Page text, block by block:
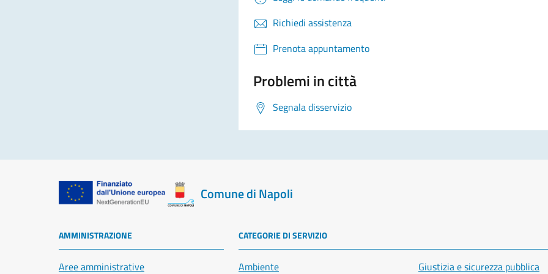
Richiedi assistenza
Prenota appuntamento
Problemi in città
Segnala disservizio
Comune di Napoli
AMMINISTRAZIONE
Aree amministrative
CATEGORIE DI SERVIZIO
Ambiente Giustizia e sicurezza pubblica